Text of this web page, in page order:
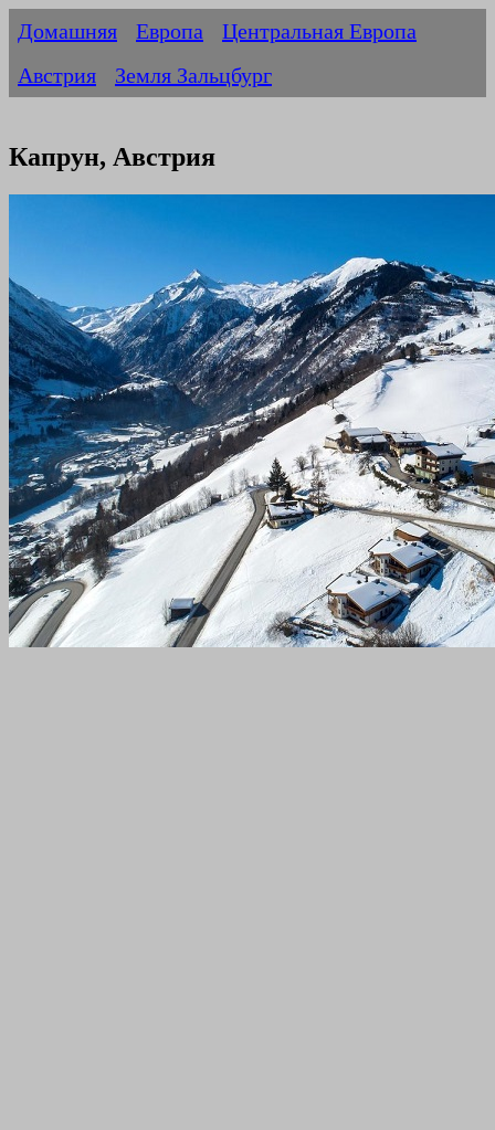
Домашняя Европа
Центральная Европа
Австрия
Земля Зальцбург
Капрун, Австрия